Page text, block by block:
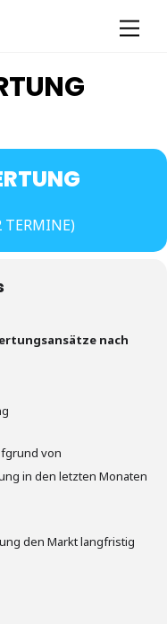
TERMINE)
nach
von
in den letzten Monaten
den Markt langfristig